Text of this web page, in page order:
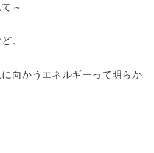
～
、
向かうエネルギーって明らか